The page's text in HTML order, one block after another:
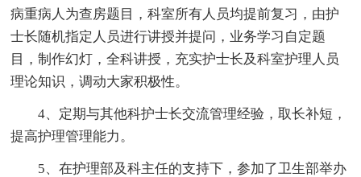
病重病人为查房题目，科室所有人员均提前复习，由护
士长随机指定人员进行讲授并提问，业务学习自定题
目，制作幻灯，全科讲授，充实护士长及科室护理人员
理论知识，调动大家积极性。
4、定期与其他科护士长交流管理经验，取长补短，
提高护理管理能力。
5、在护理部及科主任的支持下，参加了卫生部举办